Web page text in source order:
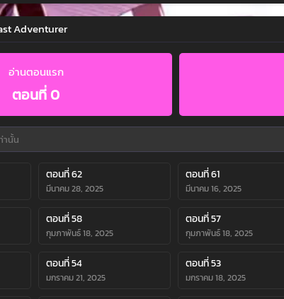
Adventurer
อ่านตอนแรก
ตอนที่ 0
ตอนที่ 62
มีนาคม 28, 2025
ตอนที่ 61
มีนาคม 16, 2025
ตอนที่ 58
กุมภาพันธ์ 18, 2025
ตอนที่ 57
กุมภาพันธ์ 18, 2025
ตอนที่ 54
มกราคม 21, 2025
ตอนที่ 53
มกราคม 18, 2025